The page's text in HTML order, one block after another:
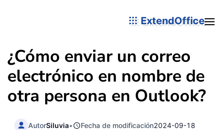
ExtendOffice
¿Cómo enviar un correo
electrónico en nombre de
otra persona en Outlook?
AutorSiluvia• Fecha de modificación2024-09-18